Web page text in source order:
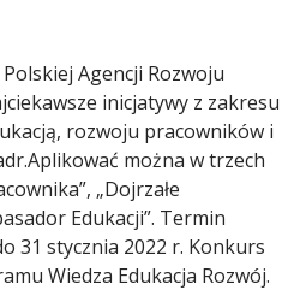
Agencji Rozwoju
inicjatywy z zakresu
rozwoju pracowników i
można w trzech
„Dojrzałe
Edukacji”. Termin
31 stycznia 2022 r. Konkurs
Wiedza Edukacja Rozwój.